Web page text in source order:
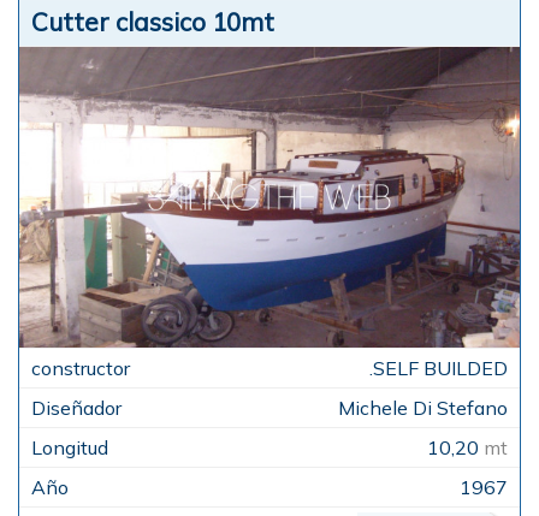
Cutter classico 10mt
.SELF BUILDED
Michele Di Stefano
10,20 mt
1967